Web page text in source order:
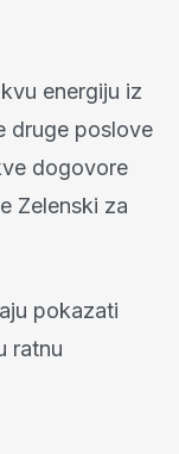
energiju iz
druge poslove
dogovore
Zelenski za
pokazati
ratnu